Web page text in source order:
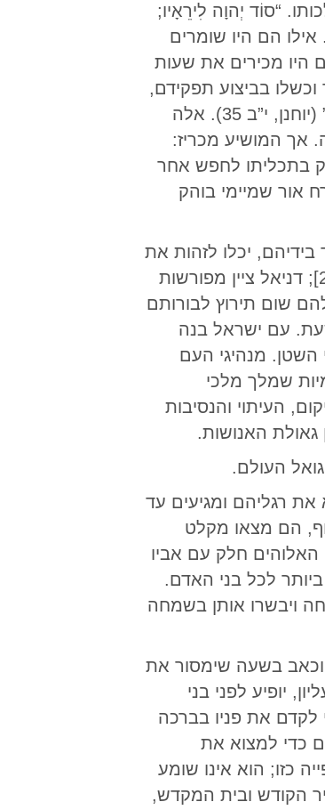
של מלכותו. “סוֹד יְהוָה לִירֵאָיו;
אילו הם היו שומרים
מכירים את שעות
בביצוע תפקידם,
ולכן המסר ניתן לקבוצה אחרת. ישוע אמר: “הֱיוּ מִתְהַלְּכִים בְּעוֹד הָאוֹר מֵאִיר לָכֶם, פֶּן יַשִּׂיגְכֶם הַחֹשֶׁךְ” (יוחנן, י”ב 35). אלה
אך המושיע מכריז:
בַּחֹשֶׁךְ, אֶלָּא אוֹר הַחַיִּים יִהְיֶה לוֹ” (יוחנן, ח’ 8). מי שדבק בתכליתו לחפש אחר
אור שמיימי בוהק
יכלו לזהות את
אותות העיתים ולהכריז את ביאת המשיח המובטח. נבואת מיכה ציינה את מקום הולדתו [מיכה, ה’ 2]; דניאל ציין מפורשות
היה להם שום תירוץ לבורותם
עם ישראל בנה
השטן. מנהיגי העם
שמלך מלכי
העיתוי והנסיבות
האנושות.
העולם.
רגליהם ומגיעים עד
הם מצאו מקלט
חלק עם אביו
לכל בני האדם.
ויבשרו אותן בשמחה
וכאב בשעה שימסור את
יופיע לפני בני
לקדם את פניו בברכה
כדי למצוא את
כזו; הוא אינו שומע
הקודש ובית המקדש,